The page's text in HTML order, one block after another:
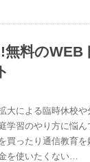
料のWEB
大による臨時休校や
学習のやり方に悩ん
買ったり通信教育
を使いたくない…